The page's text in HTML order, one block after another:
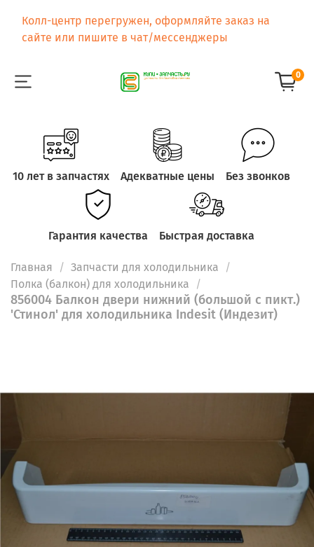
Колл-центр перегружен, оформляйте заказ на
сайте или пишите в чат/мессенджеры
0
10 лет в запчастях Адекватные цены Без звонков
Гарантия качества Быстрая доставка
Главная
Запчасти для холодильника
Полка (балкон) для холодильника
856004 Балкон двери нижний (большой с пикт.)
'Стинол' для холодильника Indesit (Индезит)